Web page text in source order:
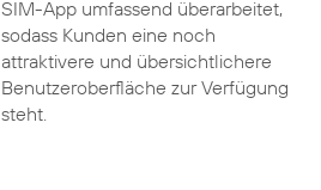
SIM-App umfassend überarbeitet,
sodass Kunden eine noch
attraktivere und übersichtlichere
Benutzeroberfläche zur Verfügung
steht.